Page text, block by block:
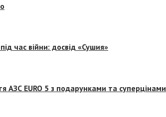
час війни: досвід «Сушия»
АЗС EURO 5 з подарунками та суперцінами